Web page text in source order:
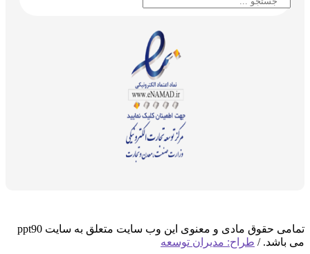
تمامی حقوق مادی و معنوی این وب سایت متعلق به سایت ppt90
می باشد. / طراح: مدیران توسعه